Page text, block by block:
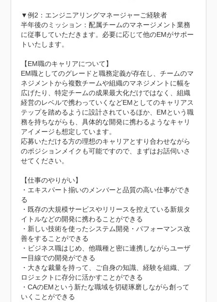
▼例2：エンジニアリングマネージャーご経験者
半年後のミッション：配属チームのマネージメント業務
に従事していただきます。必要に応じて他のEMがサポー
トいたします。
【EM職のキャリアについて】
EM職としてのグレードと職務定義が存在し、チームのマ
ネジメントから複数チームや組織のマネジメントに幅を
広げたり、特定チームの成果最大化だけではなく、組織
経営のレベルで携わっていくなどEMとしてのキャリアス
テップを踏めるように設計されているほか、EMという職
務を持ちながらも、具体的な開発に携わるようなキャリ
アイメージも想定しています。
応募いただける方の理想のキャリアとすり合わせながら
のポジションメイクも可能ですので、まずはお話伺いさ
せてください。
【仕事のやりがい】
・エキスパート揃いのメンバーと品質の高い仕事ができ
る
・既存の大規模サービスやリリースを控えている新規タ
イトルなどの開発に携わることができる
・新しい技術を使ったシステム開発・パフォーマンス改
善をすることができる
・ビジネス職はじめ、他職種と密に連携しながらユーザ
ー目線での開発ができる
・大きな裁量を持って、ご自身の知識、経験を組織、プ
ロジェクトに存分に活かすことができる
・CAのEMという新たな職域を切磋琢磨しながら創って
いくことができる